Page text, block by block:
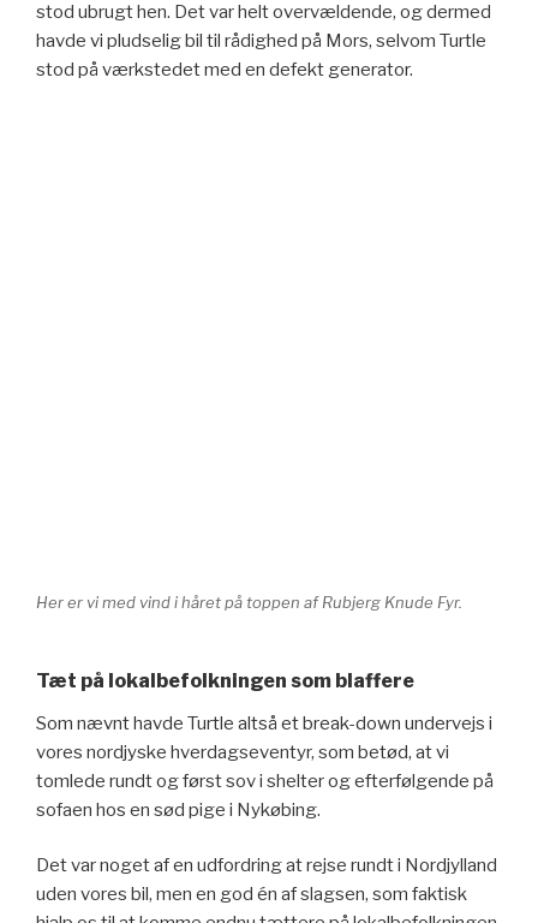
stod ubrugt hen. Det var helt overvældende, og dermed
havde vi pludselig bil til rådighed på Mors, selvom Turtle
stod på værkstedet med en defekt generator.
Her er vi med vind i håret på toppen af Rubjerg Knude Fyr.
Tæt på lokalbefolkningen som blaffere
Som nævnt havde Turtle altså et break-down undervejs i
vores nordjyske hverdagseventyr, som betød, at vi
tomlede rundt og først sov i shelter og efterfølgende på
sofaen hos en sød pige i Nykøbing.
Det var noget af en udfordring at rejse rundt i Nordjylland
uden vores bil, men en god én af slagsen, som faktisk